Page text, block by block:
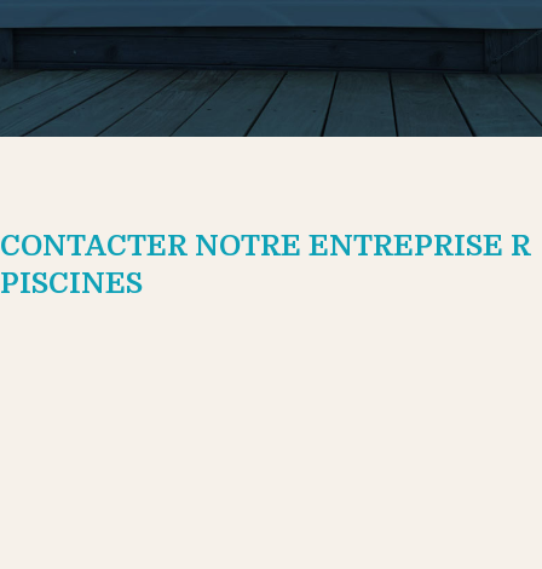
CONTACTER NOTRE ENTREPRISE R
PISCINES